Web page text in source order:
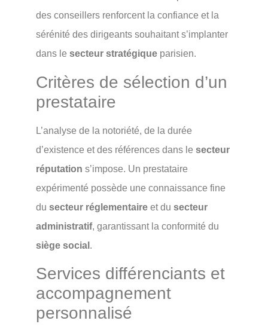
des conseillers renforcent la confiance et la
sérénité des dirigeants souhaitant s’implanter
dans le secteur stratégique parisien.
Critères de sélection d’un
prestataire
L’analyse de la notoriété, de la durée
d’existence et des références dans le secteur
réputation s’impose. Un prestataire
expérimenté possède une connaissance fine
du secteur réglementaire et du secteur
administratif, garantissant la conformité du
siège social .
Services différenciants et
accompagnement
personnalisé